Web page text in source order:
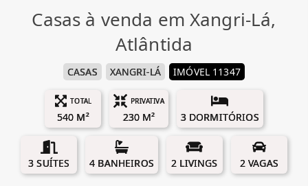
Casas à venda em Xangri-Lá,
Atlântida
CASAS XANGRI-LÁ IMÓVEL 11347
TOTAL
540 M²
PRIVATIVA
230 M² 3 DORMITÓRIOS
3 SUÍTES 4 BANHEIROS 2 LIVINGS 2 VAGAS